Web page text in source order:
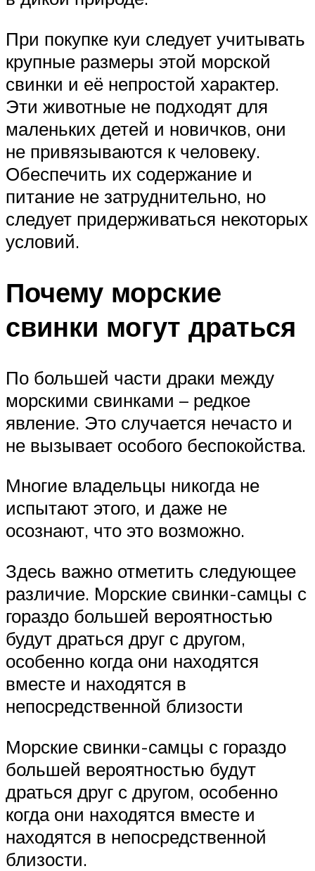
При покупке куи следует учитывать
крупные размеры этой морской
свинки и её непростой характер.
Эти животные не подходят для
маленьких детей и новичков, они
не привязываются к человеку.
Обеспечить их содержание и
питание не затруднительно, но
следует придерживаться некоторых
условий.
Почему морские
свинки могут драться
По большей части драки между
морскими свинками – редкое
явление. Это случается нечасто и
не вызывает особого беспокойства.
Многие владельцы никогда не
испытают этого, и даже не
осознают, что это возможно.
Здесь важно отметить следующее
различие. Морские свинки-самцы с
гораздо большей вероятностью
будут драться друг с другом,
особенно когда они находятся
вместе и находятся в
непосредственной близости
Морские свинки-самцы с гораздо
большей вероятностью будут
драться друг с другом, особенно
когда они находятся вместе и
находятся в непосредственной
близости.